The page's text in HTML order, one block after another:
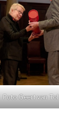
Foto Geert van Tol